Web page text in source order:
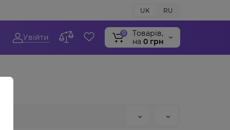
UK RU
Увійти 0
Tоварів,
на 0 грн